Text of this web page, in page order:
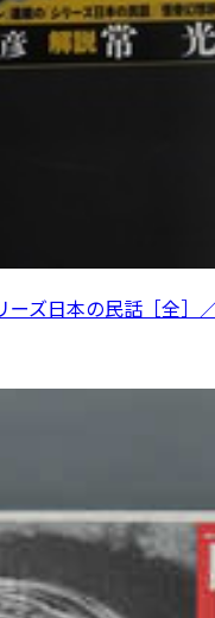
ーズ日本の民話［全］